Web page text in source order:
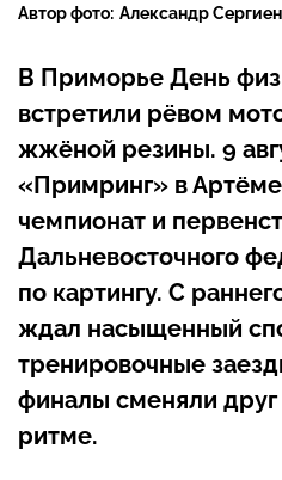
Автор фото: Александр
В Приморье День
встретили рёвом
жжёной резины. 9
«Примринг» в
чемпионат и
Дальневосточного
по картингу. С
ждал насыщенный
тренировочные
финалы сменяли друг
ритме.